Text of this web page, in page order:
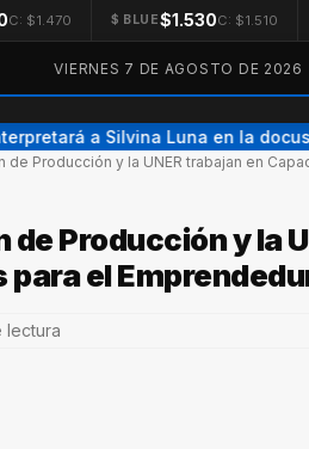
C: $1.470 $ BLUE$1.530C: $1.510
VIERNES 7 DE AGOSTO DE 2026
a Silvina Luna en la
de Producción y la UNER trabajan en
de Producción y la
el
lectura